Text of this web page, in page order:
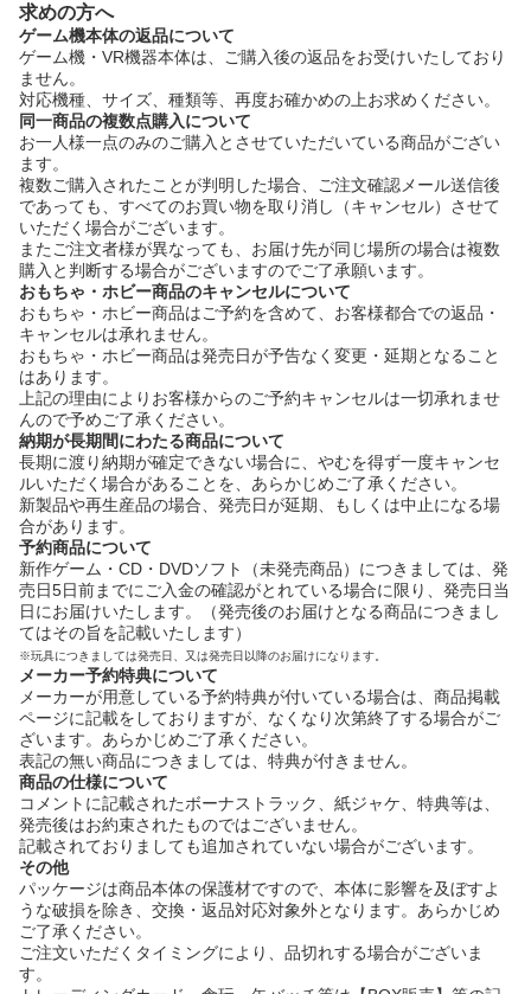
求めの方へ
ゲーム機本体の返品について
ゲーム機・VR機器本体は、ご購入後の返品をお受けいたしており
ません。
対応機種、サイズ、種類等、再度お確かめの上お求めください。
同一商品の複数点購入について
お一人様一点のみのご購入とさせていただいている商品がござい
ます。
複数ご購入されたことが判明した場合、ご注文確認メール送信後
であっても、すべてのお買い物を取り消し（キャンセル）させて
いただく場合がございます。
またご注文者様が異なっても、お届け先が同じ場所の場合は複数
購入と判断する場合がございますのでご了承願います。
おもちゃ・ホビー商品のキャンセルについて
おもちゃ・ホビー商品はご予約を含めて、お客様都合での返品・
キャンセルは承れません。
おもちゃ・ホビー商品は発売日が予告なく変更・延期となること
はあります。
上記の理由によりお客様からのご予約キャンセルは一切承れませ
んので予めご了承ください。
納期が長期間にわたる商品について
長期に渡り納期が確定できない場合に、やむを得ず一度キャンセ
ルいただく場合があることを、あらかじめご了承ください。
新製品や再生産品の場合、発売日が延期、もしくは中止になる場
合があります。
予約商品について
新作ゲーム・CD・DVDソフト（未発売商品）につきましては、発
売日5日前までにご入金の確認がとれている場合に限り、発売日当
日にお届けいたします。（発売後のお届けとなる商品につきまし
てはその旨を記載いたします）
※玩具につきましては発売日、又は発売日以降のお届けになります。
メーカー予約特典について
メーカーが用意している予約特典が付いている場合は、商品掲載
ページに記載をしておりますが、なくなり次第終了する場合がご
ざいます。あらかじめご了承ください。
表記の無い商品につきましては、特典が付きません。
商品の仕様について
コメントに記載されたボーナストラック、紙ジャケ、特典等は、
発売後はお約束されたものではございません。
記載されておりましても追加されていない場合がございます。
その他
パッケージは商品本体の保護材ですので、本体に影響を及ぼすよ
うな破損を除き、交換・返品対応対象外となります。あらかじめ
ご了承ください。
ご注文いただくタイミングにより、品切れする場合がございま
す。